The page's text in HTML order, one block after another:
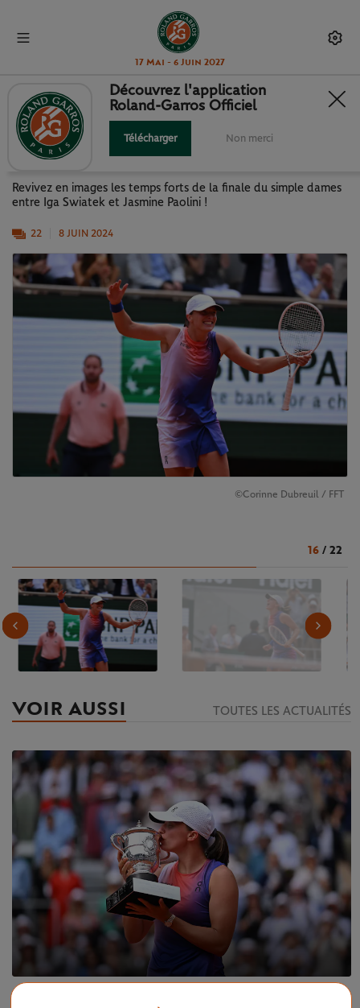
17 Mai - 6 Juin 2027
J14 : LA FINALE SWIATEK - PAOLINI
EN IMAGES
Revivez en images les temps forts de la finale du simple dames
entre Iga Swiatek et Jasmine Paolini !
22 8 JUIN 2024
©Corinne Dubreuil / FFT
16 / 22
VOIR AUSSI TOUTES LES ACTUALITÉS
Découvrez l'application
Roland-Garros Officiel
Télécharger Non merci